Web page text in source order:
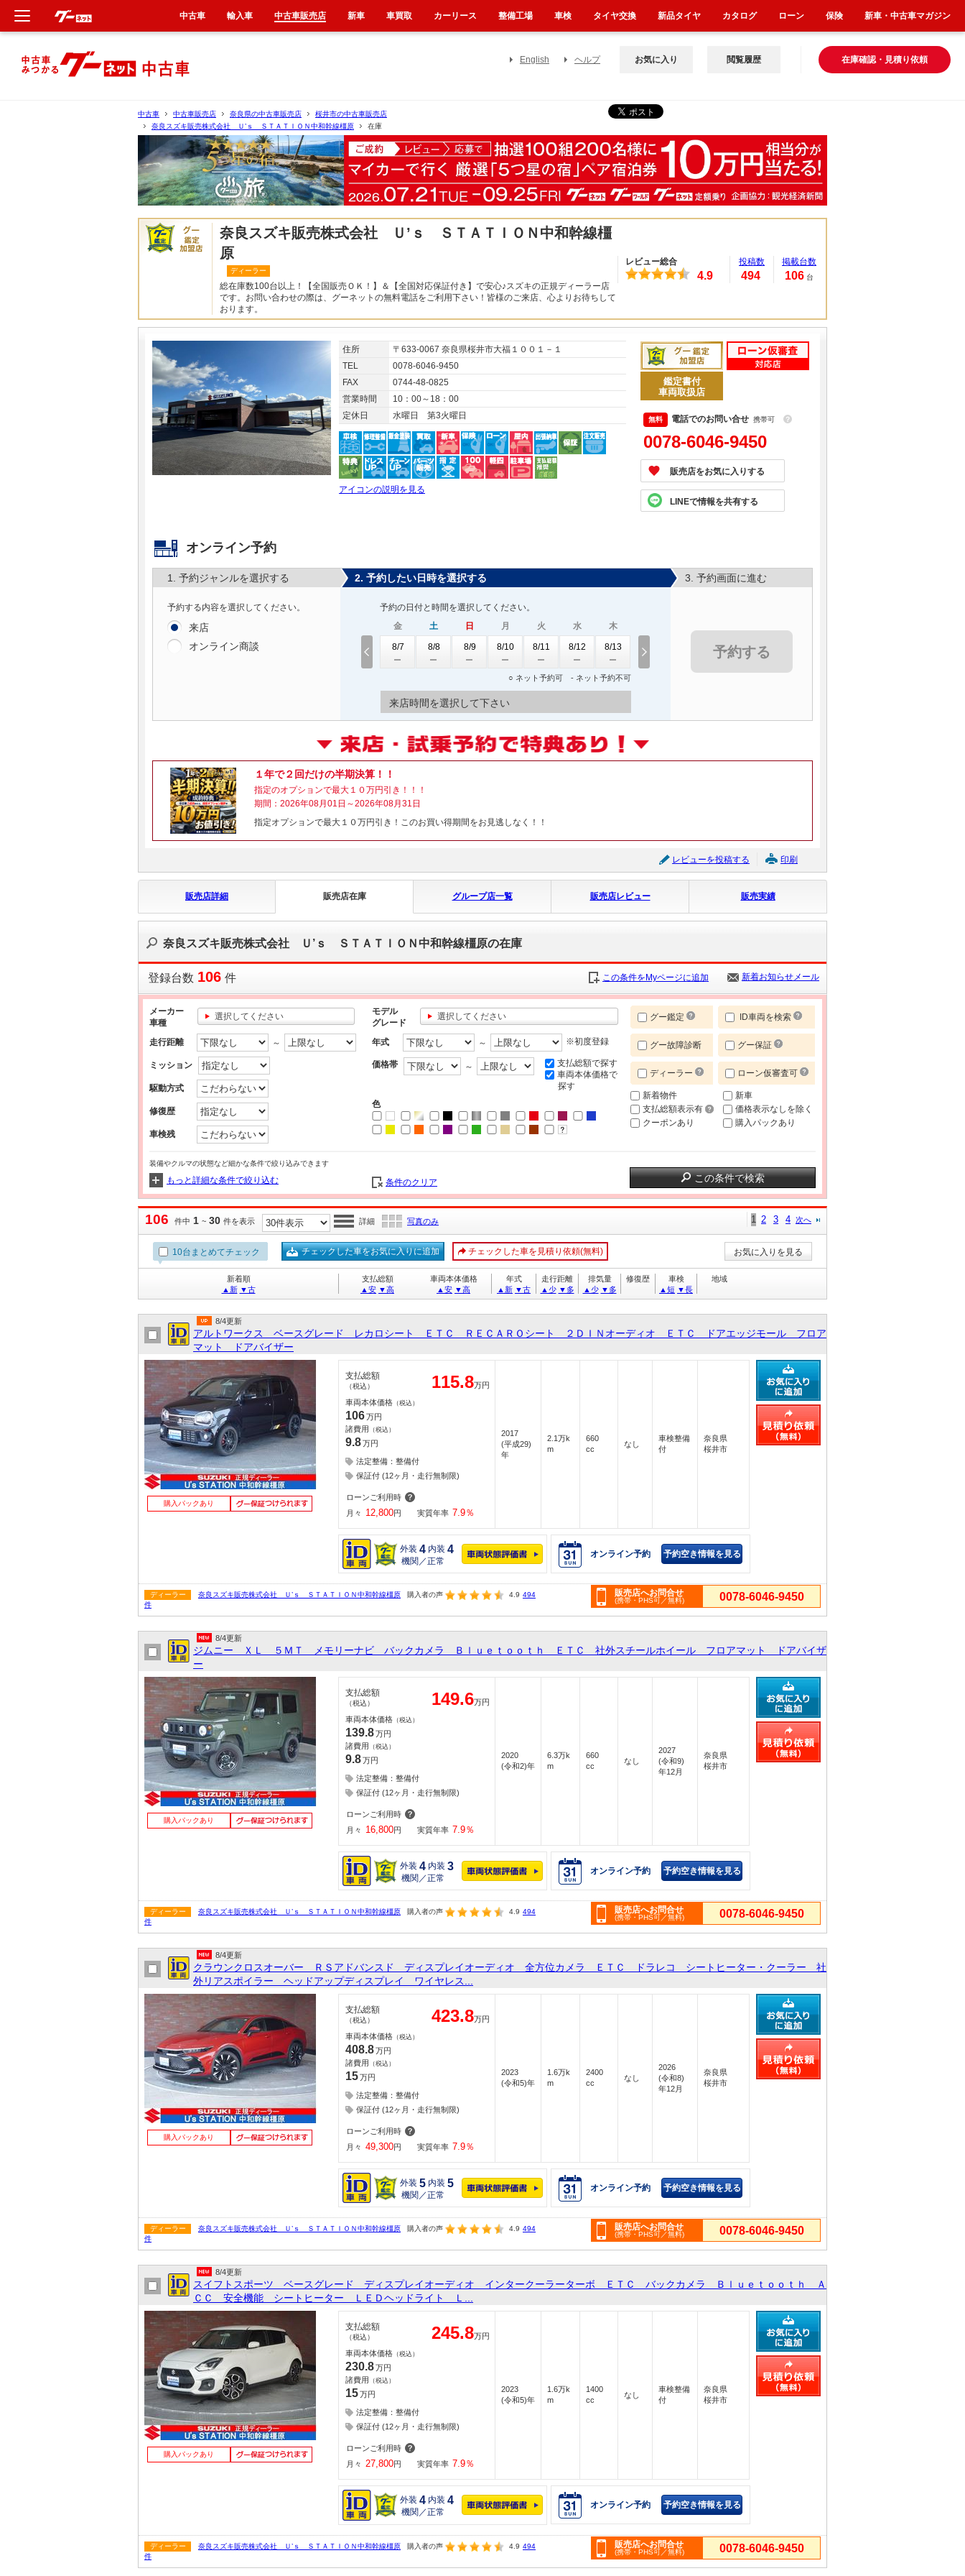
English ヘルプ 在庫確認・見積り依頼
お気に入り 閲覧履歴
中古車 中古車販売店 奈良県の中古車販売店
桜井市の中古車販売店
奈良スズキ販売株式会社 Ｕ’ｓ ＳＴＡＴＩＯＮ中和幹線橿原
在庫
奈良スズキ販売株式会社 Ｕ’ｓ ＳＴＡＴＩＯＮ中和幹線橿
原
ディーラー
総在庫数100台以上！【全国販売ＯＫ！】＆【全国対応保証付き】で安心♪スズキの正規ディーラー店
です。お問い合わせの際は、グーネットの無料電話をご利用下さい！皆様のご来店、心よりお待ちして
おります。
レビュー総合
4.9
投稿数
494
掲載台数
106 台
住所
〒633-0067 奈良県桜井市大福１００１－１
TEL
0078-6046-9450
FAX
0744-48-0825
営業時間
10：00～18：00
定休日
水曜日 第3火曜日
アイコンの説明を見る
鑑定書付
車両取扱店
電話でのお問い合せ 携帯可 ？
0078-6046-9450
販売店をお気に入りする
LINEで情報を共有する
オンライン予約
1. 予約ジャンルを選択する
予約する内容を選択してください。
来店
オンライン商談
2. 予約したい日時を選択する
予約の日付と時間を選択してください。
金
8/7
土
8/8
日
8/9
月
8/10
火
8/11
水
8/12
木
8/13
○ ネット予約可 - ネット予約不可
来店時間を選択して下さい
3. 予約画面に進む
予約する
１年で２回だけの半期決算！！
指定のオプションで最大１０万円引き！！！
期間：2026年08月01日～2026年08月31日
指定オプションで最大１０万円引き！このお買い得期間をお見逃しなく！！
レビューを投稿する 印刷
販売店詳細 販売店在庫 グループ店一覧 販売店レビュー 販売実績
奈良スズキ販売株式会社 Ｕ’ｓ ＳＴＡＴＩＯＮ中和幹線橿原の在庫
登録台数 106 件 この条件をMyページに追加 新着お知らせメール
メーカー
車種
選択してください
モデル
グレード
選択してください
走行距離 ～
ミッション
駆動方式
修復歴
車検残
年式 ～ ※初度登録
価格帯 ～
支払総額で探す
車両本体価格で
探す
色
グー鑑定 ID車両を検索
グー故障診断 グー保証
ディーラー ローン仮審査可
新着物件
支払総額表示有
クーポンあり
新車
価格表示なしを除く
購入パックあり
装備やクルマの状態など細かな条件で絞り込みできます
もっと詳細な条件で絞り込む 条件のクリア この条件で検索
106 件中 1 ~ 30 件を表示 詳細 写真のみ 1 2 3 4 次へ
10台まとめてチェック チェックした車をお気に入りに追加 チェックした車を見積り依頼(無料) お気に入りを見る
新着順
▲新 ▼古
支払総額
▲安 ▼高
車両本体価格
▲安 ▼高
年式
▲新 ▼古
走行距離
▲少 ▼多
排気量
▲少 ▼多
修復歴
車検
▲短 ▼長
地域
8/4更新
アルトワークス ベースグレード レカロシート ＥＴＣ ＲＥＣＡＲＯシート ２ＤＩＮオーディオ ＥＴＣ ドアエッジモール フロア
マット ドアバイザー
購入パックあり
支払総額
（税込） 115.8万円
車両本体価格 （税込）
106万円
諸費用 （税込）
9.8万円
法定整備：整備付
保証付 (12ヶ月・走行無制限)
ローンご利用時
月々
12,800円 実質年率 7.9％
2017
(平成29)
年
2.1万k
m
660
cc
なし
車検整備
付
奈良県
桜井市
外装 4 内装 4
機関／正常
オンライン予約 予約空き情報を見る
ディーラー 奈良スズキ販売株式会社 Ｕ’ｓ ＳＴＡＴＩＯＮ中和幹線橿原 購入者の声 4.9 494
件
販売店へお問合せ
(携帯・PHS可／無料) 0078-6046-9450
8/4更新
ジムニー ＸＬ ５ＭＴ メモリーナビ バックカメラ Ｂｌｕｅｔｏｏｔｈ ＥＴＣ 社外スチールホイール フロアマット ドアバイザ
ー
購入パックあり
支払総額
（税込） 149.6万円
車両本体価格 （税込）
139.8万円
諸費用 （税込）
9.8万円
法定整備：整備付
保証付 (12ヶ月・走行無制限)
ローンご利用時
月々
16,800円 実質年率 7.9％
2020
(令和2)年
6.3万k
m
660
cc
なし
2027
(令和9)
年12月
奈良県
桜井市
外装 4 内装 3
機関／正常
オンライン予約 予約空き情報を見る
ディーラー 奈良スズキ販売株式会社 Ｕ’ｓ ＳＴＡＴＩＯＮ中和幹線橿原 購入者の声 4.9 494
件
販売店へお問合せ
(携帯・PHS可／無料) 0078-6046-9450
8/4更新
クラウンクロスオーバー ＲＳアドバンスド ディスプレイオーディオ 全方位カメラ ＥＴＣ ドラレコ シートヒーター・クーラー 社
外リアスポイラー ヘッドアップディスプレイ ワイヤレス...
購入パックあり
支払総額
（税込） 423.8万円
車両本体価格 （税込）
408.8万円
諸費用
（税込）
15万円
法定整備：整備付
保証付 (12ヶ月・走行無制限)
ローンご利用時
月々 49,300円 実質年率 7.9％
2023
(令和5)年
1.6万k
m
2400
cc
なし
2026
(令和8)
年12月
奈良県
桜井市
外装 5 内装 5
機関／正常
オンライン予約 予約空き情報を見る
ディーラー 奈良スズキ販売株式会社 Ｕ’ｓ ＳＴＡＴＩＯＮ中和幹線橿原 購入者の声 4.9 494
件
販売店へお問合せ
(携帯・PHS可／無料) 0078-6046-9450
8/4更新
スイフトスポーツ ベースグレード ディスプレイオーディオ インタークーラーターボ ＥＴＣ バックカメラ Ｂｌｕｅｔｏｏｔｈ Ａ
ＣＣ 安全機能 シートヒーター ＬＥＤヘッドライト Ｌ...
購入パックあり
支払総額
（税込） 245.8万円
車両本体価格 （税込）
230.8万円
諸費用
（税込）
15万円
法定整備：整備付
保証付 (12ヶ月・走行無制限)
ローンご利用時
月々 27,800円 実質年率 7.9％
2023
(令和5)年
1.6万k
m
1400
cc
なし
車検整備
付
奈良県
桜井市
外装 4 内装 4
機関／正常
オンライン予約 予約空き情報を見る
ディーラー 奈良スズキ販売株式会社 Ｕ’ｓ ＳＴＡＴＩＯＮ中和幹線橿原 購入者の声 4.9 494
件
販売店へお問合せ
(携帯・PHS可／無料) 0078-6046-9450
中古車 輸入車 中古車販売店 新車 車買取 カーリース 整備工場 車検 タイヤ交換 新品タイヤ カタログ ローン 保険 新車・中古車マガジン
新車